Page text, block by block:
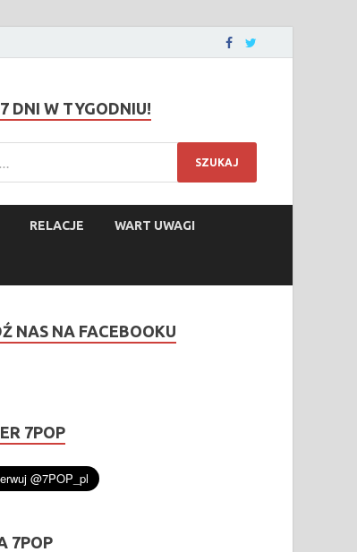
DNI W TYGODNIU!
RELACJE WART UWAGI
NAS NA FACEBOOKU
7POP
7POP